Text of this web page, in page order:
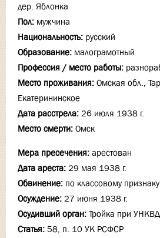
дер. Яблонка
Пол: мужчина
Национальность: русский
Образование: малограмотный
Профессия / место работы:
Место проживания: Омская обл.,
Екатерининское
Дата расстрела: 26 июля 1938 г.
Место смерти: Омск
Мера пресечения: арестован
Дата ареста: 29 мая 1938 г.
Обвинение: по классовому признаку
Осуждение: 27 июня 1938 г.
Осудивший орган: Тройка при
Статья: 58, п. 10 УК РСФСР